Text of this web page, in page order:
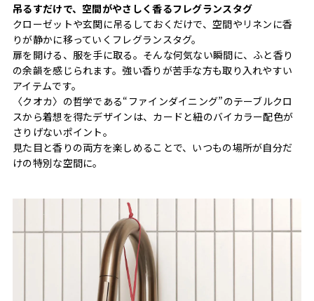
吊るすだけで、空間がやさしく香るフレグランスタグ
クローゼットや玄関に吊るしておくだけで、空間やリネンに香
りが静かに移っていくフレグランスタグ。
扉を開ける、服を手に取る。そんな何気ない瞬間に、ふと香り
の余韻を感じられます。強い香りが苦手な方も取り入れやすい
アイテムです。
〈クオカ〉の哲学である“ファインダイニング”のテーブルクロ
スから着想を得たデザインは、カードと紐のバイカラー配色が
さりげないポイント。
見た目と香りの両方を楽しめることで、いつもの場所が自分だ
けの特別な空間に。